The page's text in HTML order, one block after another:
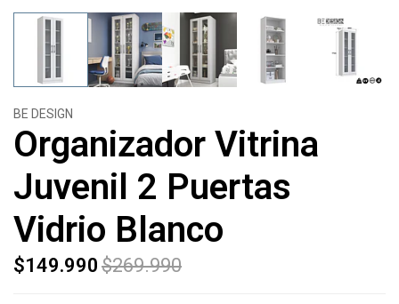
BE DESIGN
Organizador Vitrina
Juvenil 2 Puertas
Vidrio Blanco
$149.990 $269.990